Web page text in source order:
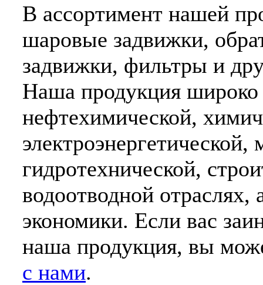
В ассортимент нашей
шаровые задвижки,
задвижки, фильтры и
Наша продукция широко
нефтехимической,
электроэнергетической,
гидротехнической,
водоотводной отраслях,
экономики. Если вас
наша продукция, вы
с нами.